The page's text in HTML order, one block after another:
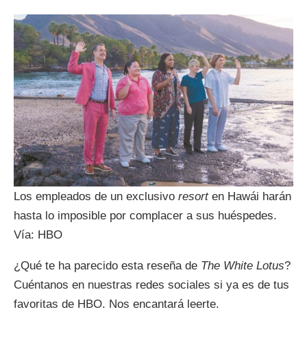
Los empleados de un exclusivo resorten Hawái harán
hasta lo imposible por complacer a sus huéspedes.
Vía: HBO
¿Qué te ha parecido esta reseña de The White Lotus?
Cuéntanos en nuestras redes sociales si ya es de tus
favoritas de HBO. Nos encantará leerte.